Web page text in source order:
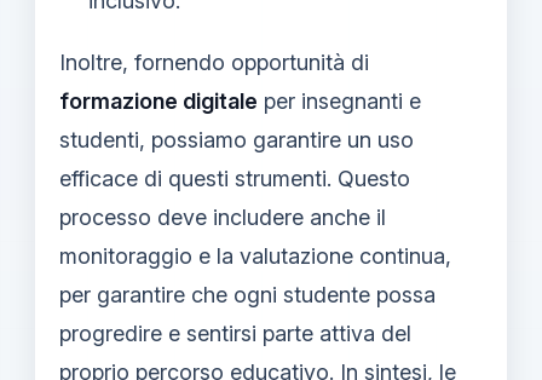
Inoltre, fornendo opportunità di
formazione digitale per insegnanti e
studenti, possiamo garantire un uso
efficace di questi strumenti. Questo
processo deve includere anche il
monitoraggio e la valutazione continua,
per garantire che ogni studente possa
progredire e sentirsi parte attiva del
proprio percorso educativo. In sintesi, le